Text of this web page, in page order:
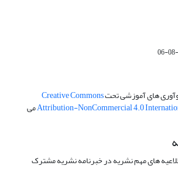
های آموزشی تحتCreative Commons
Attribution-NonCommercial 4.0می
های مهم نشریه در خبرنامه نشریه مشترک